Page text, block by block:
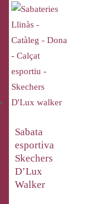
Sabata
esportiva
Skechers
D’Lux
Walker